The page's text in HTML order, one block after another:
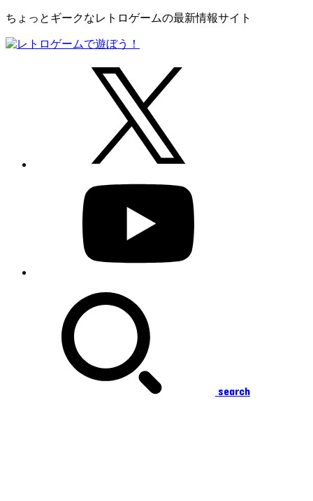
ちょっとギークなレトロゲームの最新情報サイト
search